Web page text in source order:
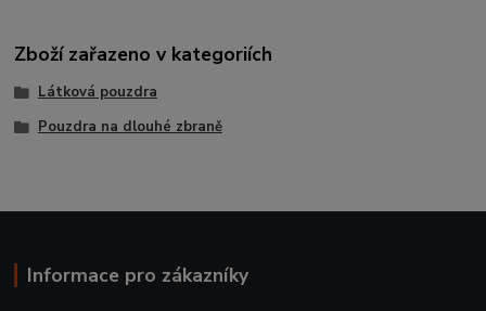
Zboží zařazeno v kategoriích
Látková pouzdra
Pouzdra na dlouhé zbraně
Informace pro zákazníky